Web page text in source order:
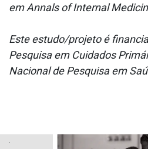
em Annals of Internal
Este estudo/projeto é
Pesquisa em Cuidados
Nacional de Pesquisa em